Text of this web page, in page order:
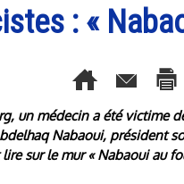
: «
un médecin a été victime
Nabaoui, président
sur le mur « Nabaoui au